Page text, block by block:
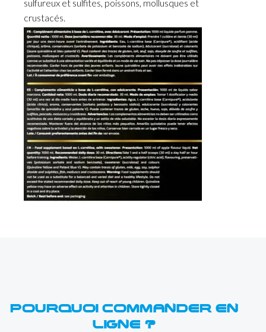
sulfureux et sulfites, poissons, mollusques et
crustacés.
POURQUOI COMMANDER EN
LIGNE ?